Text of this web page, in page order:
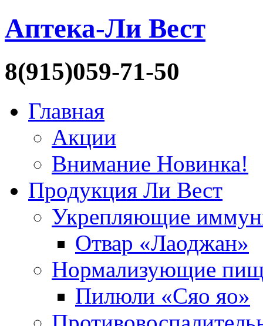
Аптека-Ли Вест
8(915)059-71-50
Главная
Акции
Внимание Новинка!
Продукция Ли Вест
Укрепляющие
Отвар «Лаоджан»
Нормализующие
Пилюли «Сяо яо»